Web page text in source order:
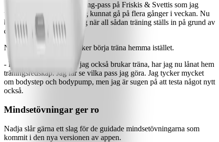
- Det finns ett indoor walking-pass på Friskis & Svettis som jag
verkligen gillar. Det har jag kunnat gå på flera gånger i veckan. Nu
blir det såklart en utmaning när all sådan träning ställs in på grund av
corona.
Nadja berättar att hon tänker börja träna hemma istället.
- På Träningsverket, där jag också brukar träna, har jag nu lånat hem
träningsredskap. Jag får se vilka pass jag göra. Jag tycker mycket
om bodystep och bodypump, men jag är sugen på att testa något nytt
också.
Mindsetövningar ger ro
Nadja slår gärna ett slag för de guidade mindsetövningarna som
kommit i den nya versionen av appen.